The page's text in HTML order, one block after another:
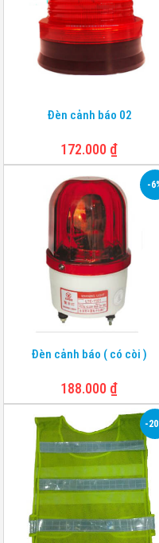
Đèn cảnh báo 02
172.000 ₫
-
Đèn cảnh báo ( có còi )
188.000 ₫
-